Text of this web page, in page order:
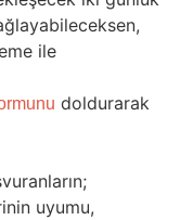
ile
doldurarak
uyumu,